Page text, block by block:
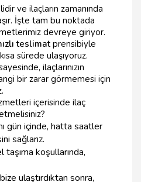
ve ilaçların zamanında
İşte tam bu noktada
devreye giriyor.
teslimat prensibiyle
sürede ulaşıyoruz.
ilaçlarınızın
bir zarar görmemesi için
içerisinde ilaç
gün içinde, hatta saatler
sağlarız.
taşıma koşullarında,
ulaştırdıktan sonra,